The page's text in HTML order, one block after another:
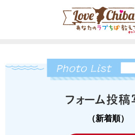
（新着順）